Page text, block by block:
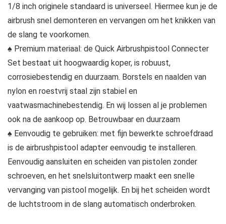
1/8 inch originele standaard is universeel. Hiermee kun je de
airbrush snel demonteren en vervangen om het knikken van
de slang te voorkomen.
♠ Premium materiaal: de Quick Airbrushpistool Connecter
Set bestaat uit hoogwaardig koper, is robuust,
corrosiebestendig en duurzaam. Borstels en naalden van
nylon en roestvrij staal zijn stabiel en
vaatwasmachinebestendig. En wij lossen al je problemen
ook na de aankoop op. Betrouwbaar en duurzaam
♠ Eenvoudig te gebruiken: met fijn bewerkte schroefdraad
is de airbrushpistool adapter eenvoudig te installeren.
Eenvoudig aansluiten en scheiden van pistolen zonder
schroeven, en het snelsluitontwerp maakt een snelle
vervanging van pistool mogelijk. En bij het scheiden wordt
de luchtstroom in de slang automatisch onderbroken.